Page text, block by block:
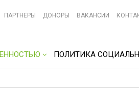
ПОЛИТИКА
ПАРТНЕРЫ ДОНОРЫ ВАКАНСИИ